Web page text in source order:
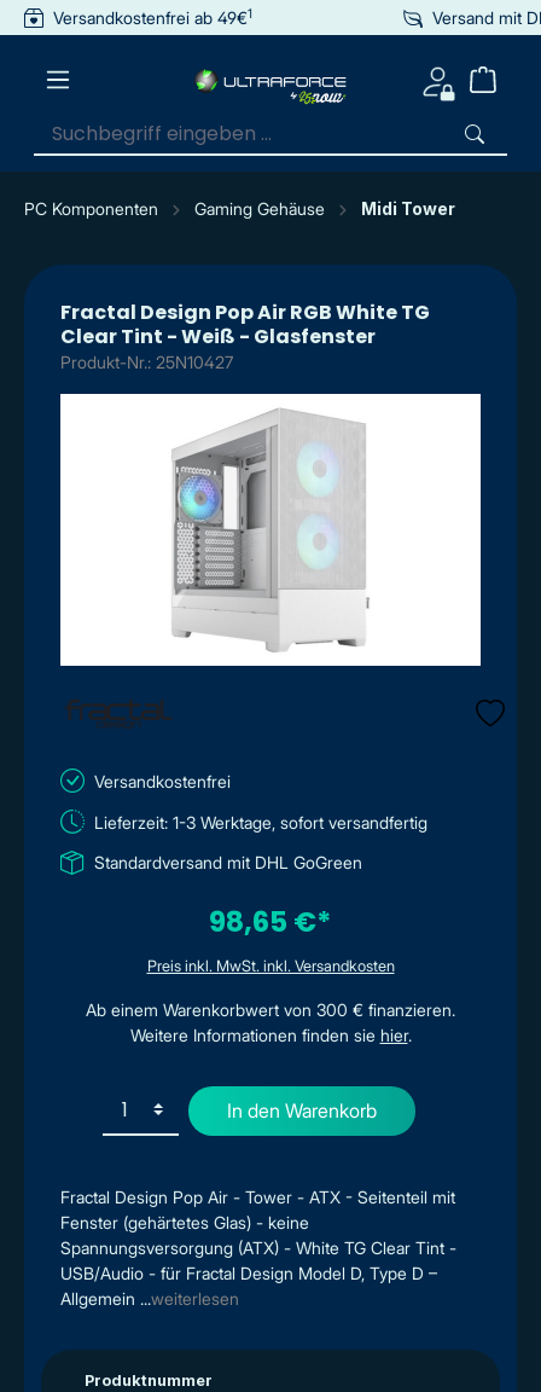
springen
Versandkostenfrei ab 49€1 Versand mit
PC Komponenten Gaming Gehäuse Midi Tower
Fractal Design Pop Air RGB White TG
Clear Tint - Weiß - Glasfenster
Produkt-Nr.: 25N10427
Fractal Design Pop Air - Tower - ATX - Seitenteil mit
Fenster (gehärtetes Glas) - keine
Spannungsversorgung (ATX) - White TG Clear Tint -
USB/Audio - für Fractal Design Model D, Type D –
Allgemein ...weiterlesen
Produktnummer
Versandkostenfrei
Lieferzeit: 1-3 Werktage, sofort versandfertig
Standardversand mit DHL GoGreen
98,65 €*
Preis inkl. MwSt. inkl. Versandkosten
Ab einem Warenkorbwert von 300 € finanzieren.
Weitere Informationen finden sie hier.
In den Warenkorb